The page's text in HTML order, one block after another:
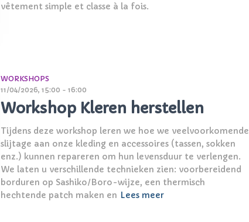
vêtement simple et classe à la fois.
WORKSHOPS
11/04/2026, 15:00 - 16:00
Workshop Kleren herstellen
Tijdens deze workshop leren we hoe we veelvoorkomende
slijtage aan onze kleding en accessoires (tassen, sokken
enz.) kunnen repareren om hun levensduur te verlengen.
We laten u verschillende technieken zien: voorbereidend
borduren op Sashiko/Boro-wijze, een thermisch
hechtende patch maken en Lees meer